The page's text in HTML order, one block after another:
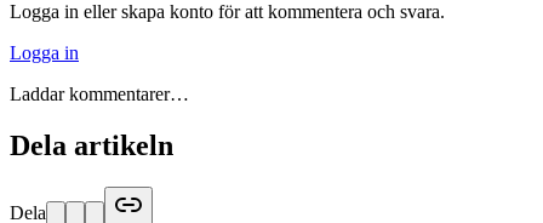
Logga in eller skapa konto för att kommentera och svara.
Logga in
Laddar kommentarer…
Dela artikeln
Dela